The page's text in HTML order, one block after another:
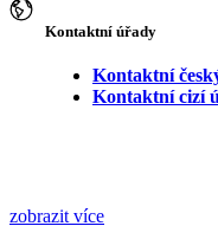
Kontaktní úřady
Kontaktní
Kontaktní cizí
zobrazit více